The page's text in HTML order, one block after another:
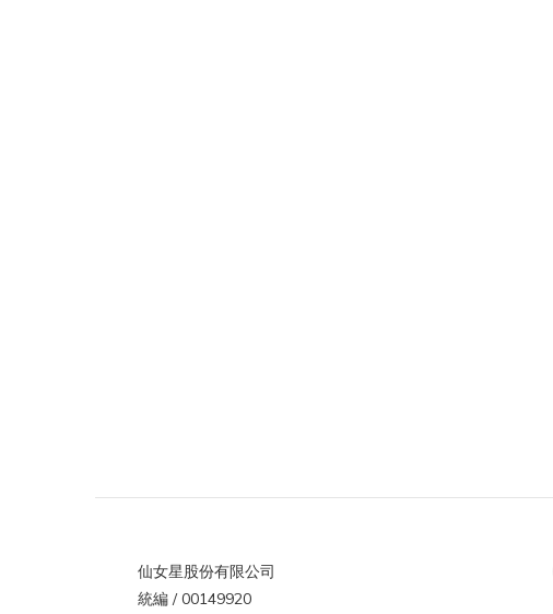
仙女星股份有限公司
統編 / 00149920